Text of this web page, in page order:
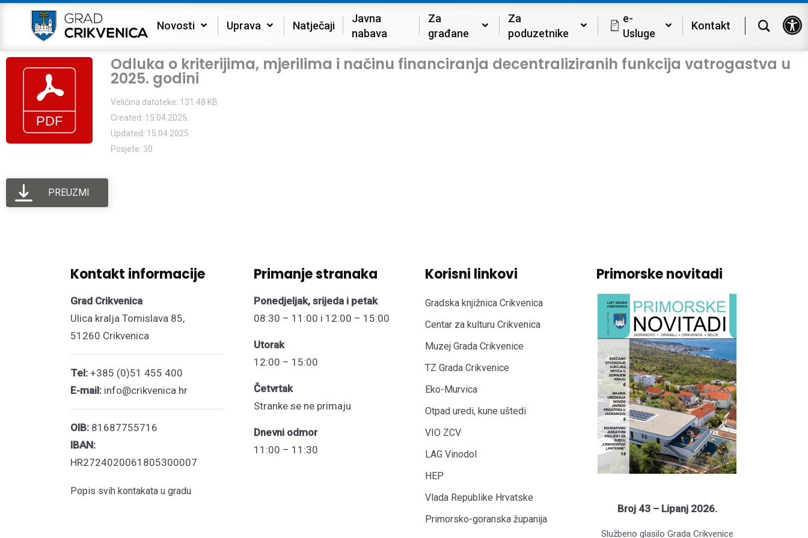
Novosti Uprava Natječaji
Javna
nabava
Za
građane
Za
poduzetnike
e-
Usluge
Kontakt
Odluka o kriterijima, mjerilima i načinu financiranja decentraliziranih funkcija vatrogastva u
2025. godini
Veličina datoteke: 131.48 KB
Created: 15.04.2025.
Updated: 15.04.2025.
Posjete: 30
PREUZMI
Kontakt informacije
Grad Crikvenica
Ulica kralja Tomislava 85,
51260 Crikvenica
Tel: +385 (0)51 455 400
E-mail: info@crikvenica.hr
OIB: 81687755716
IBAN:
HR2724020061805300007
Popis svih kontakata u gradu
Primanje stranaka
Ponedjeljak, srijeda i petak
08:30 – 11:00 i 12:00 – 15:00
Utorak
12:00 – 15:00
Četvrtak
Stranke se ne primaju
Dnevni odmor
11:00 – 11:30
Korisni linkovi
Gradska knjižnica Crikvenica
Centar za kulturu Crikvenica
Muzej Grada Crikvenice
TZ Grada Crikvenice
Eko-Murvica
Otpad uredi, kune uštedi
VIO ZCV
LAG Vinodol
HEP
Vlada Republike Hrvatske
Primorsko-goranska županija
Primorske novitadi
Broj 43 – Lipanj 2026.
Službeno glasilo Grada Crikvenice